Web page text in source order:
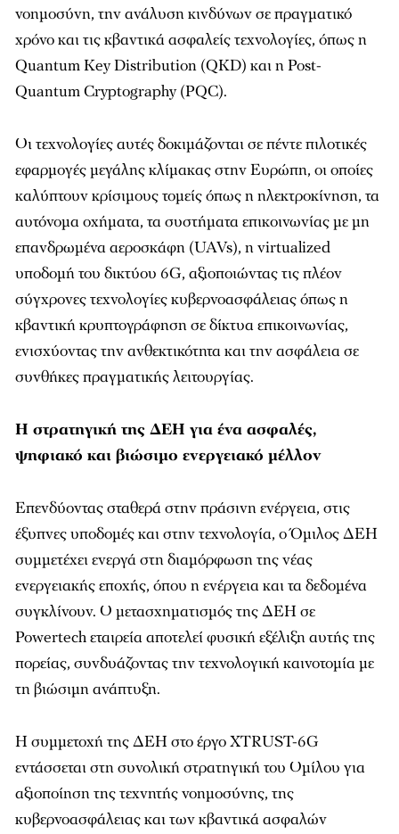
νοημοσύνη, την ανάλυση κινδύνων σε πραγματικό
χρόνο και τις κβαντικά ασφαλείς τεχνολογίες, όπως η
Quantum Key Distribution (QKD) και η Post-
Quantum Cryptography (PQC).
Οι τεχνολογίες αυτές δοκιμάζονται σε πέντε πιλοτικές
εφαρμογές μεγάλης κλίμακας στην Ευρώπη, οι οποίες
καλύπτουν κρίσιμους τομείς όπως η ηλεκτροκίνηση, τα
αυτόνομα οχήματα, τα συστήματα επικοινωνίας με μη
επανδρωμένα αεροσκάφη (UAVs), η virtualized
υποδομή του δικτύου 6G, αξιοποιώντας τις πλέον
σύγχρονες τεχνολογίες κυβερνοασφάλειας όπως η
κβαντική κρυπτογράφηση σε δίκτυα επικοινωνίας,
ενισχύοντας την ανθεκτικότητα και την ασφάλεια σε
συνθήκες πραγματικής λειτουργίας.
Η στρατηγική της ΔEΗ για ένα ασφαλές,
ψηφιακό και βιώσιμο ενεργειακό μέλλον
Επενδύοντας σταθερά στην πράσινη ενέργεια, στις
έξυπνες υποδομές και στην τεχνολογία, ο Όμιλος ΔEΗ
συμμετέχει ενεργά στη διαμόρφωση της νέας
ενεργειακής εποχής, όπου η ενέργεια και τα δεδομένα
συγκλίνουν. Ο μετασχηματισμός της ΔEΗ σε
Powertech εταιρεία αποτελεί φυσική εξέλιξη αυτής της
πορείας, συνδυάζοντας την τεχνολογική καινοτομία με
τη βιώσιμη ανάπτυξη.
Η συμμετοχή της ΔEΗ στο έργο XTRUST-6G
εντάσσεται στη συνολική στρατηγική του Ομίλου για
αξιοποίηση της τεχνητής νοημοσύνης, της
κυβερνοασφάλειας και των κβαντικά ασφαλών